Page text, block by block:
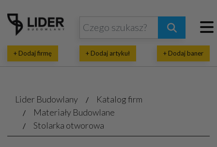
+ Dodaj firmę + Dodaj artykuł + Dodaj baner
Lider Budowlany
Katalog firm
Materiały Budowlane
Stolarka otworowa